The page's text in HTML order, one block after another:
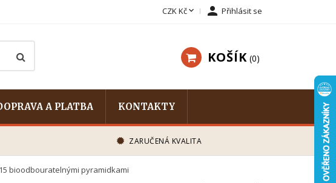
CZK Kč  Přihlásit se
KOŠÍK 0
A PLATBA KONTAKTY
ZARUČENÁ KVALITA
bioodbouratelnými pyramidkami